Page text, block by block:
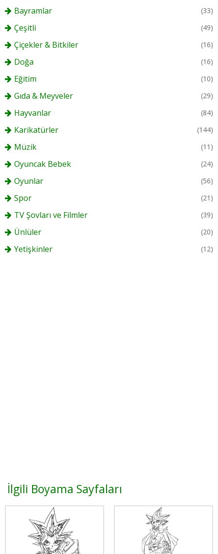
Bayramlar (33)
Çeşitli (49)
Çiçekler & Bitkiler (16)
Doğa (16)
Eğitim (10)
Gıda & Meyveler (29)
Hayvanlar (84)
Karikatürler (144)
Müzik (11)
Oyuncak Bebek (24)
Oyunlar (56)
Spor (21)
TV Şovları ve Filmler (39)
Ünlüler (20)
Yetişkinler (12)
İlgili Boyama Sayfaları